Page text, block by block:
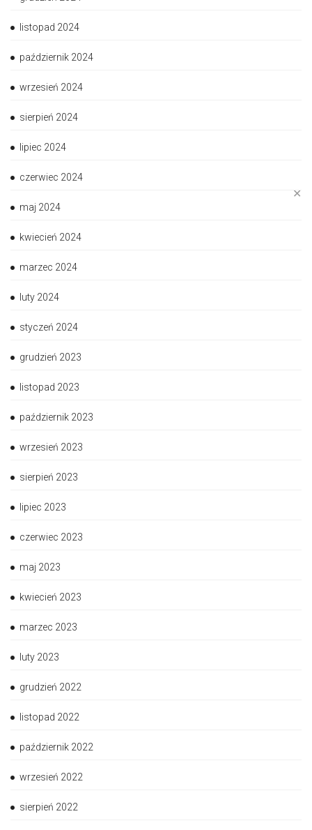
✕
listopad 2024
październik 2024
wrzesień 2024
sierpień 2024
lipiec 2024
czerwiec 2024
maj 2024
kwiecień 2024
marzec 2024
luty 2024
styczeń 2024
grudzień 2023
listopad 2023
październik 2023
wrzesień 2023
sierpień 2023
lipiec 2023
czerwiec 2023
maj 2023
kwiecień 2023
marzec 2023
luty 2023
grudzień 2022
listopad 2022
październik 2022
wrzesień 2022
sierpień 2022